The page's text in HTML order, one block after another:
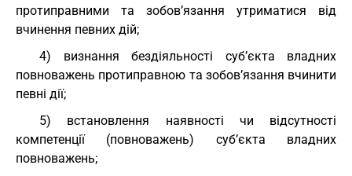
протиправними та зобов’язання утриматися від
вчинення певних дій;
4) визнання бездіяльності суб’єкта владних
повноважень протиправною та зобов’язання вчинити
певні дії;
5) встановлення наявності чи відсутності
компетенції (повноважень) суб’єкта владних
повноважень;